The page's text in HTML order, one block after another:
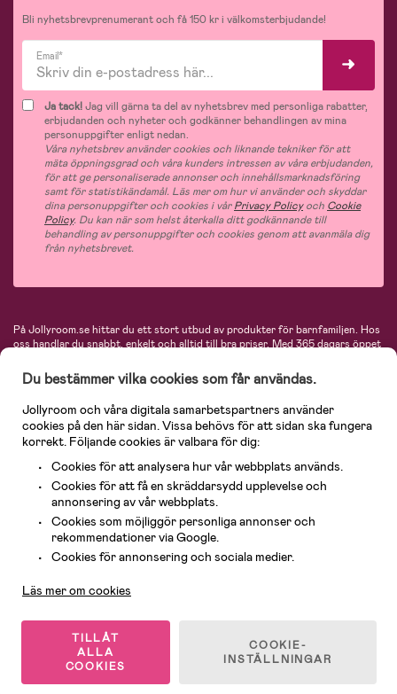
Bli nyhetsbrevprenumerant och få 150 kr i välkomsterbjudande!
Email*
Ja tack!Jag vill gärna ta del av nyhetsbrev med personliga rabatter,
erbjudanden och nyheter och godkänner behandlingen av mina
personuppgifter enligt nedan.
Våra nyhetsbrev använder cookies och liknande tekniker för att
mäta öppningsgrad och våra kunders intressen av våra erbjudanden,
för att ge personaliserade annonser och innehållsmarknadsföring
samt för statistikändamål. Läs mer om hur vi använder och skyddar
dina personuppgifter och cookies i vårPrivacy Policyoch Cookie
Policy. Du kan när som helst återkalla ditt godkännande till
behandling av personuppgifter och cookies genom att avanmäla dig
från nyhetsbrevet.
På Jollyroom.se hittar du ett stort utbud av produkter för barnfamiljen. Hos
oss handlar du snabbt, enkelt och alltid till bra priser.Med 365 dagars öppet
hos oss. I vårt sortiment hittar du barnvagnar, bilstolar, kläder för barn och
baby, produkter för mamman, massor av inspirerande inredning, leksaker,
babyprodukter och mycket mer. Vi erbjuder produkter från välkända
varumärken så som Britax, Maxi-Cosi, Baby Jogger, BabyBjörn, Didriksons,
KidKraft, Ergobaby, Philips Avent, Neonate, Cybex, LEGO och många fler.
Välkommen in och kika runt i Nordens största barn- och babybutik på nätet!
© 2026 Jollyroom AB. Alla rättigheter reserverade.
Du bestämmer vilka cookies som får användas.
Jollyroom och våra digitala samarbetspartners använder
cookies på den här sidan. Vissa behövs för att sidan ska fungera
korrekt. Följande cookies är valbara för dig:
Cookies för att analysera hur vår webbplats används.
Cookies för att få en skräddarsydd upplevelse och
annonsering av vår webbplats.
Cookies som möjliggör personliga annonser och
rekommendationer via Google.
Cookies för annonsering och sociala medier.
Läs mer om cookies
TILLÅT
ALLA
COOKIES
COOKIE-
INSTÄLLNINGAR